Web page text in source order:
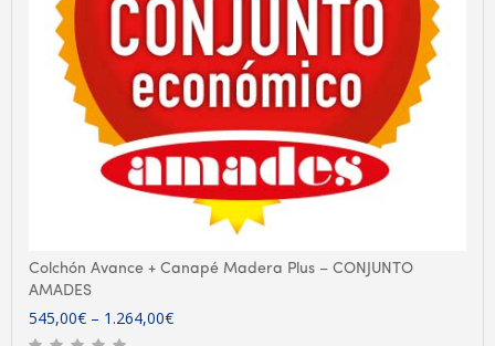
Colchón Avance + Canapé Madera Plus – CONJUNTO
AMADES
545,00€ – 1.264,00€